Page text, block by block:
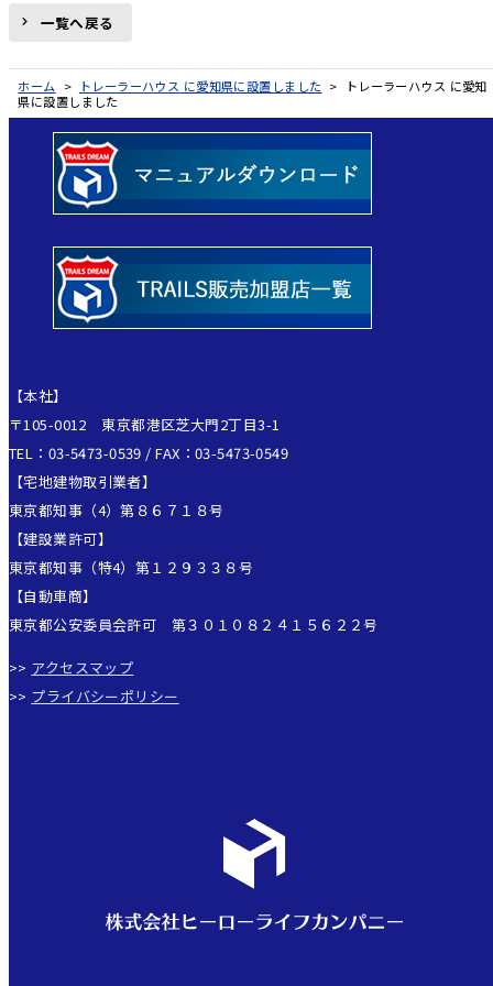
一覧へ戻る
ホーム > トレーラーハウス に愛知県に設置しました >
トレーラーハウス に愛知
県に設置しました
【本社】
〒105-0012 東京都港区芝大門2丁目3-1
TEL：03-5473-0539 / FAX：03-5473-0549
【宅地建物取引業者】
東京都知事（4）第８６７１８号
【建設業許可】
東京都知事（特4）第１２９３３８号
【自動車商】
東京都公安委員会許可 第３０１０８２４１５６２２号
>> アクセスマップ
>> プライバシーポリシー